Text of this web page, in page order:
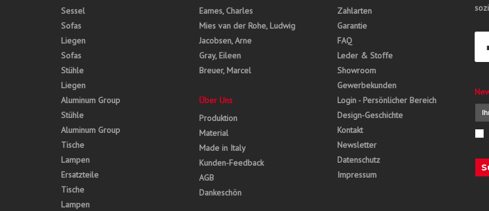
Sessel
Sofas
Liegen
Sofas
Stühle
Liegen
Aluminum Group
Stühle
Aluminum Group
Tische
Lampen
Ersatzteile
Tische
Lampen
Eames, Charles
Mies van der Rohe, Ludwig
Jacobsen, Arne
Gray, Eileen
Breuer, Marcel
Über Uns
Produktion
Material
Made in Italy
Kunden-Feedback
AGB
Dankeschön
Zahlarten
Garantie
FAQ
Leder & Stoffe
Showroom
Gewerbekunden
Login - Persönlicher Bereich
Design-Geschichte
Kontakt
Newsletter
Datenschutz
Impressum